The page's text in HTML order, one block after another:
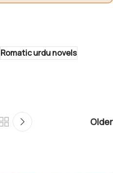
Romatic urdu novels
Older